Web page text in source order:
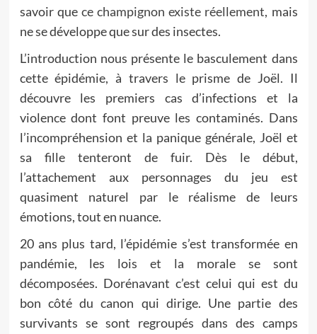
savoir que ce champignon existe réellement, mais
ne se développe que sur des insectes.
L’introduction nous présente le basculement dans
cette épidémie, à travers le prisme de Joël. Il
découvre les premiers cas d’infections et la
violence dont font preuve les contaminés. Dans
l’incompréhension et la panique générale, Joël et
sa fille tenteront de fuir. Dès le début,
l’attachement aux personnages du jeu est
quasiment naturel par le réalisme de leurs
émotions, tout en nuance.
20 ans plus tard, l’épidémie s’est transformée en
pandémie, les lois et la morale se sont
décomposées. Dorénavant c’est celui qui est du
bon côté du canon qui dirige. Une partie des
survivants se sont regroupés dans des camps